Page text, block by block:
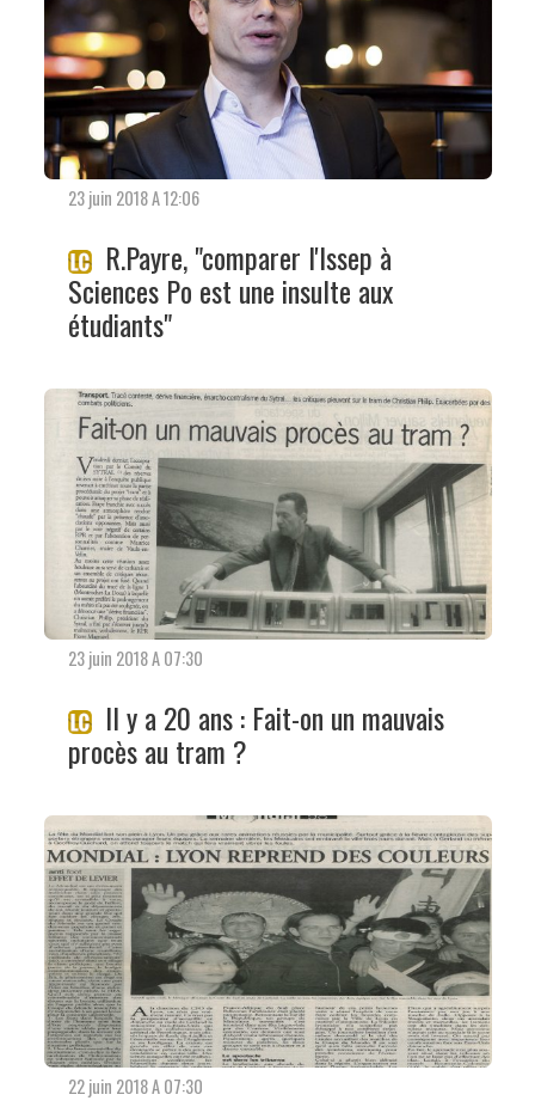
23 juin 2018 A 12:06
R.Payre, "comparer l'Issep à
Sciences Po est une insulte aux
étudiants"
23 juin 2018 A 07:30
Il y a 20 ans : Fait-on un mauvais
procès au tram ?
22 juin 2018 A 07:30